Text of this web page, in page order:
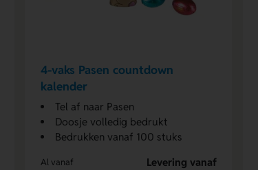
4-vaks Pasen countdown
kalender
Tel af naar Pasen
Doosje volledig bedrukt
Bedrukken vanaf 100 stuks
Al vanaf
Levering vanaf